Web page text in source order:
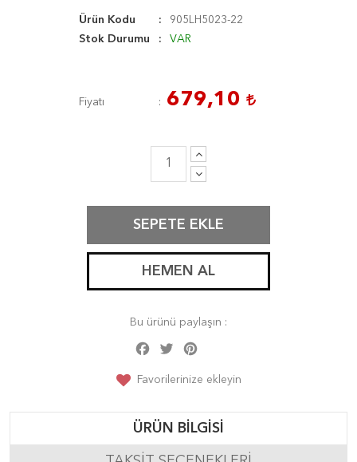
Ürün Kodu
905LH5023-22
Stok Durumu
VAR
Fiyatı 679,10
SEPETE EKLE
HEMEN AL
Bu ürünü paylaşın :
Facebook
Twitter
Favorilerinize ekleyin
ÜRÜN BILGISI